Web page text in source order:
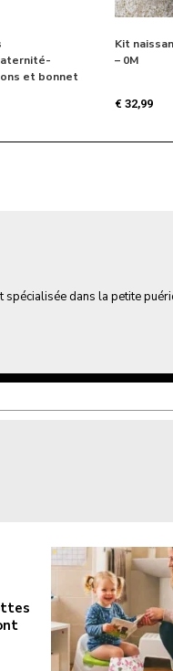
et bonnet
Kit
– 0M
€ 32,99
spécialisée dans la petite